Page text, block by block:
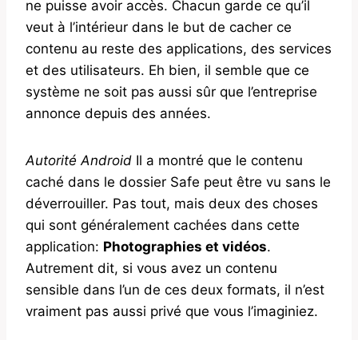
ne puisse avoir accès. Chacun garde ce qu’il
veut à l’intérieur dans le but de cacher ce
contenu au reste des applications, des services
et des utilisateurs. Eh bien, il semble que ce
système ne soit pas aussi sûr que l’entreprise
annonce depuis des années.
Autorité Android Il a montré que le contenu
caché dans le dossier Safe peut être vu sans le
déverrouiller. Pas tout, mais deux des choses
qui sont généralement cachées dans cette
application: Photographies et vidéos.
Autrement dit, si vous avez un contenu
sensible dans l’un de ces deux formats, il n’est
vraiment pas aussi privé que vous l’imaginiez.